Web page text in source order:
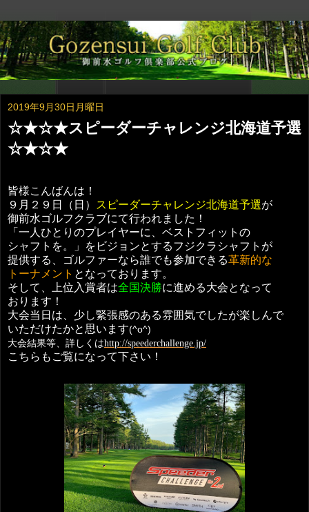
2019年9月30日月曜日
☆★☆★スピーダーチャレンジ北海道予選
☆★☆★
皆様こんばんは！
９月２９日（日）
スピーダーチャレンジ北海道予選が
御前水ゴルフクラブにて行われました！
「一人ひとりのプレイヤーに、ベストフィットの
シャフトを。」をビジョンとするフジクラシャフトが
提供する、ゴルファーなら誰でも参加できる革新的な
トーナメント となっております。
そして、上位入賞者は全国決勝に進める大会となって
おります！
大会当日は、少し緊張感のある雰囲気でしたが楽しんで
いただけたかと思います(^o^)
大会結果等、詳しくはhttp://speederchallenge.jp/
こちらもご覧になって下さい！